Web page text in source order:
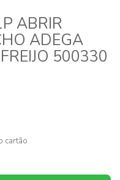
ABRIR
ADEGA
500330
cartão